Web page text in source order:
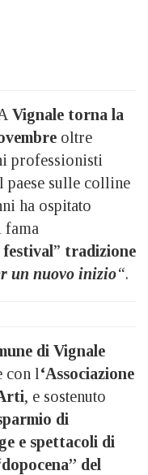
Vignale torna la
oltre
professionisti
paese sulle colline
ha ospitato
fama
” tradizione
un nuovo inizio“.
di Vignale
con l‘Associazione
, e sostenuto
di
e spettacoli di
del